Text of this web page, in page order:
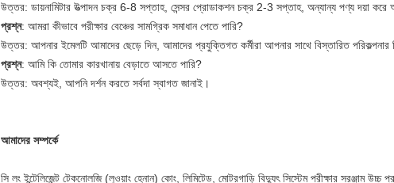
উত্তর: ডায়নামিটার উত্পাদন চক্র 6-8 সপ্তাহ, সেন্সর প্রোডাকশন চক্র 2-3 সপ্তাহ, অন্যান্য পণ্য দয়া করে
প্রশ্ন: আমরা কীভাবে পরীক্ষার বেঞ্চের সামগ্রিক সমাধান পেতে পারি?
উত্তর: আপনার ইমেলটি আমাদের ছেড়ে দিন, আমাদের প্রযুক্তিগত কর্মীরা আপনার সাথে বিস্তারিত পরিকল্পনার
প্রশ্ন: আমি কি তোমার কারখানায় বেড়াতে আসতে পারি?
উত্তর: অবশ্যই, আপনি দর্শন করতে সর্বদা স্বাগত জানাই।
আমাদের সম্পর্কে
সি লং ইন্টেলিজেন্ট টেকনোলজি (লুওয়াং হেনান) কোং, লিমিটেড, মোটরগাড়ি বিদ্যুৎ সিস্টেম পরীক্ষার সরঞ্জাম উচ্চ